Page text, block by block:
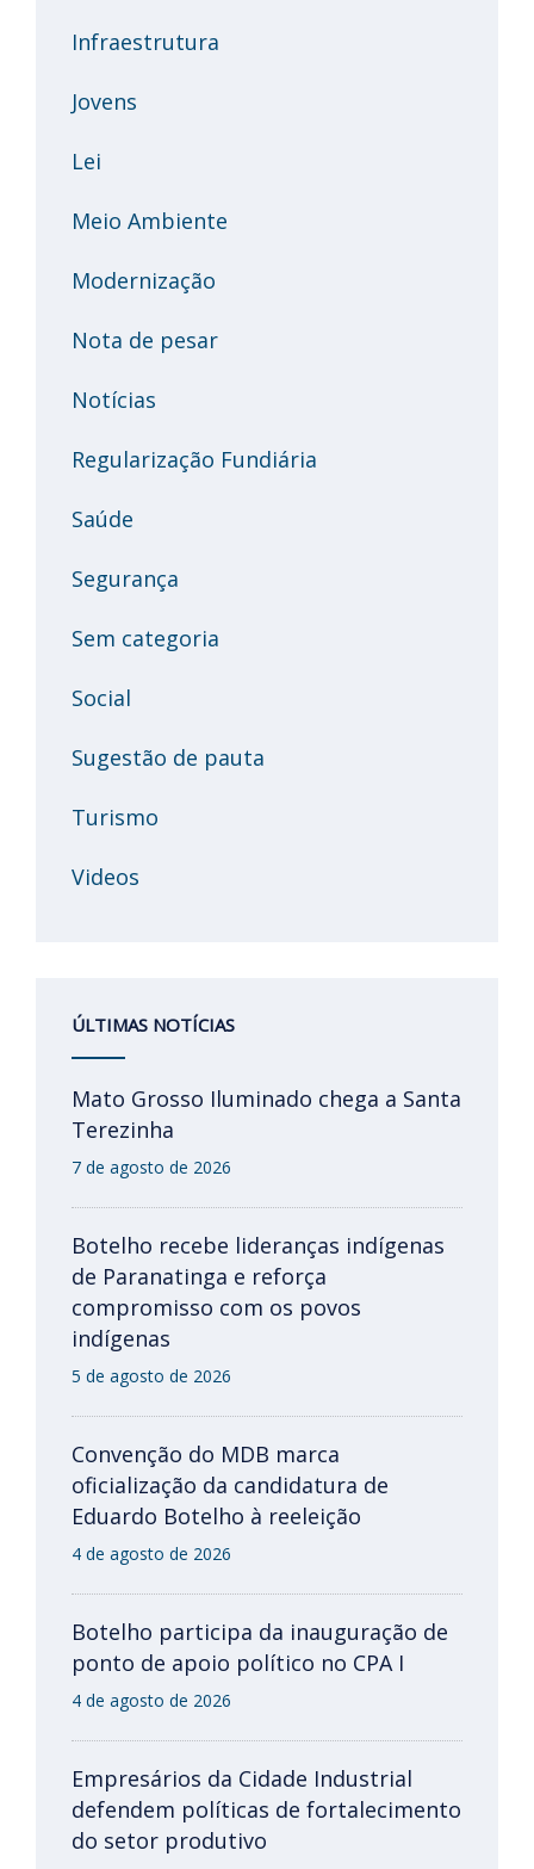
Infraestrutura
Jovens
Lei
Meio Ambiente
Modernização
Nota de pesar
Notícias
Regularização Fundiária
Saúde
Segurança
Sem categoria
Social
Sugestão de pauta
Turismo
Videos
ÚLTIMAS NOTÍCIAS
Mato Grosso Iluminado chega a Santa
Terezinha
7 de agosto de 2026
Botelho recebe lideranças indígenas
de Paranatinga e reforça
compromisso com os povos
indígenas
5 de agosto de 2026
Convenção do MDB marca
oficialização da candidatura de
Eduardo Botelho à reeleição
4 de agosto de 2026
Botelho participa da inauguração de
ponto de apoio político no CPA I
4 de agosto de 2026
Empresários da Cidade Industrial
defendem políticas de fortalecimento
do setor produtivo